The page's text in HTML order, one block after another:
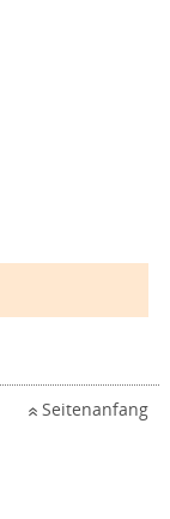
Seitenanfang